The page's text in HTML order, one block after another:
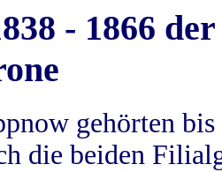
- 1866
gehörten
die beiden